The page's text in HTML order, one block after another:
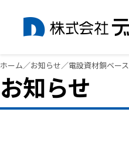
内
容
を
ス
ホーム／お知らせ／電設資材銅ベース
お知らせ